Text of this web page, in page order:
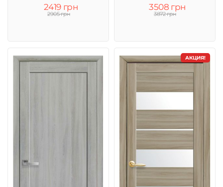
2419 грн
2905 грн
3508 грн
3872 грн
АКЦИЯ!